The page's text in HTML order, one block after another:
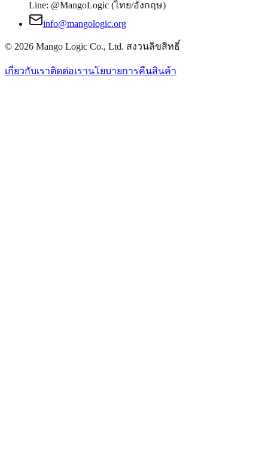
Line: @MangoLogic (ไทย/อังกฤษ)
info@mangologic.org
© 2026 Mango Logic Co., Ltd. สงวนลิขสิทธิ์
เกี่ยวกับเราติดต่อเรานโยบายการคืนสินค้า